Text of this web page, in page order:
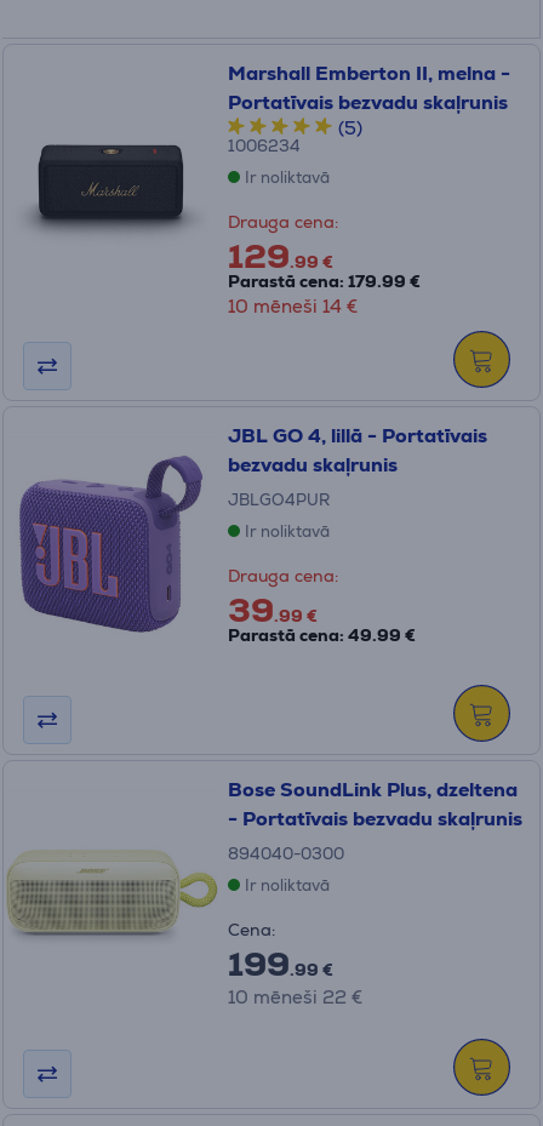
Marshall Emberton II, melna -
Portatīvais bezvadu skaļrunis
(5)
1006234
Ir noliktavā
Drauga cena:
129.99 €
Parastā cena: 179.99 €
10 mēneši 14 €
JBL GO 4, lillā - Portatīvais
bezvadu skaļrunis
JBLGO4PUR
Ir noliktavā
Drauga cena:
39.99 €
Parastā cena: 49.99 €
Bose SoundLink Plus, dzeltena
- Portatīvais bezvadu skaļrunis
894040-0300
Ir noliktavā
Cena:
199.99 €
10 mēneši 22 €